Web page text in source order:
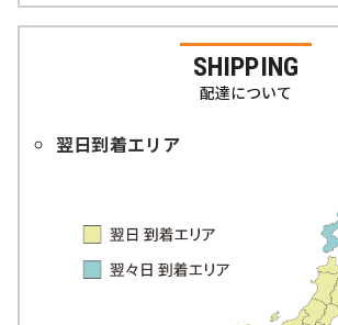
SHIPPING
配達について
翌日到着エリア